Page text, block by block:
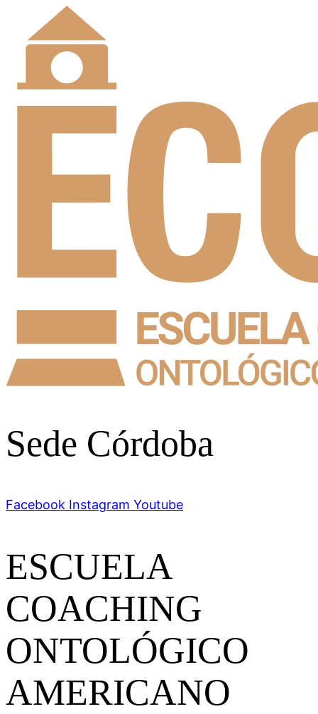
Sede Córdoba
Facebook Instagram Youtube
ESCUELA
COACHING
ONTOLÓGICO
AMERICANO